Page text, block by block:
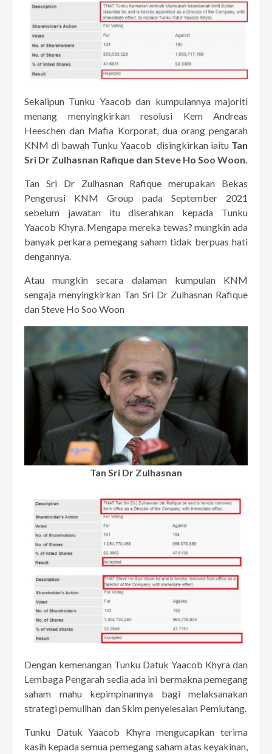
Sekalipun Tunku Yaacob dan kumpulannya majoriti
menang menyingkirkan resolusi Kem Andreas
Heeschen dan Mafia Korporat, dua orang pengarah
KNM di bawah Tunku Yaacob disingkirkan iaitu Tan
Sri Dr Zulhasnan Rafique dan Steve Ho Soo Woon.
Tan Sri Dr Zulhasnan Rafique merupakan Bekas
Pengerusi KNM Group pada September 2021
sebelum jawatan itu diserahkan kepada Tunku
Yaacob Khyra. Mengapa mereka tewas? mungkin ada
banyak perkara pemegang saham tidak berpuas hati
dengannya.
Atau mungkin secara dalaman kumpulan KNM
sengaja menyingkirkan Tan Sri Dr Zulhasnan Rafique
dan Steve Ho Soo Woon
Tan Sri Dr Zulhasnan
Dengan kemenangan Tunku Datuk Yaacob Khyra dan
Lembaga Pengarah sedia ada ini bermakna pemegang
saham mahu kepimpinannya bagi melaksanakan
strategi pemulihan dan Skim penyelesaian Pemiutang.
Tunku Datuk Yaacob Khyra mengucapkan terima
kasih kepada semua pemegang saham atas keyakinan,